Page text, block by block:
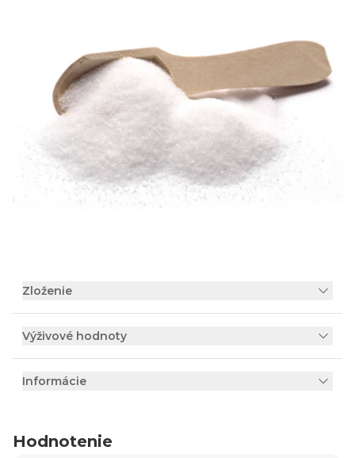
Zloženie
Výživové hodnoty
Informácie
Hodnotenie